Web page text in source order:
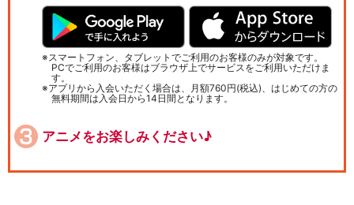
スマートフォン、タブレットでご利用のお客様のみが対象です。
PCでご利用のお客様はブラウザ上でサービスをご利用いただけま
す。
アプリから入会いただく場合は、月額760円(税込)、はじめての方の
無料期間は入会日から14日間となります。
アニメをお楽しみください♪